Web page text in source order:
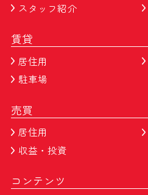
スタッフ紹介
賃貸
居住用
駐車場
売買
居住用
収益・投資
コンテンツ